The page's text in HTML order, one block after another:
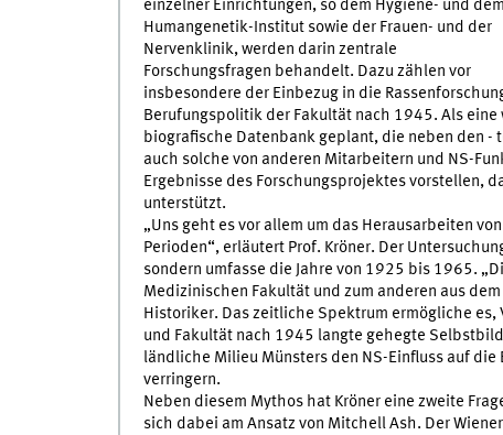
einzelner Einrichtungen, so dem Hygiene- und dem
Humangenetik-Institut sowie der Frauen- und der
Nervenklinik, werden darin zentrale
Forschungsfragen behandelt. Dazu zählen vor
insbesondere der Einbezug in die
Berufungspolitik der Fakultät nach 1945. Als
biografische Datenbank geplant, die neben den
auch solche von anderen Mitarbeitern und NS-
Ergebnisse des Forschungsprojektes vorstellen,
unterstützt.
„Uns geht es vor allem um das Herausarbeiten
Perioden“, erläutert Prof. Kröner. Der
sondern umfasse die Jahre von 1925 bis 1965.
Medizinischen Fakultät und zum anderen aus
Historiker. Das zeitliche Spektrum ermögliche
und Fakultät nach 1945 langte gehegte
ländliche Milieu Münsters den NS-Einfluss auf
verringern.
Neben diesem Mythos hat Kröner eine zweite
sich dabei am Ansatz von Mitchell Ash. Der